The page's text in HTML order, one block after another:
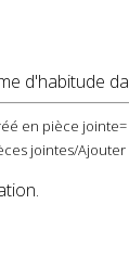
d'habitude
en pièce
jointes/